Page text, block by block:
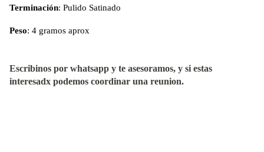
Terminación: Pulido Satinado
Peso: 4 gramos aprox
Escribinos por whatsapp y te asesoramos, y si estas
interesadx podemos coordinar una reunion.